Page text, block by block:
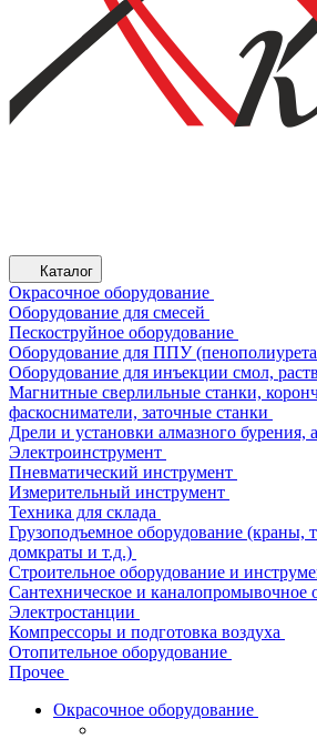
Каталог
Окрасочное оборудование
Оборудование для смесей
Пескоструйное оборудование
Оборудование для ППУ
Оборудование для инъекции смол,
Магнитные сверлильные станки,
фаскосниматели, заточные станки
Дрели и установки алмазного бурения,
Электроинструмент
Пневматический инструмент
Измерительный инструмент
Техника для склада
Грузоподъемное оборудование (краны,
домкраты и т.д.)
Строительное оборудование и
Сантехническое и каналопромывочное
Электростанции
Компрессоры и подготовка воздуха
Отопительное оборудование
Прочее
Окрасочное оборудование